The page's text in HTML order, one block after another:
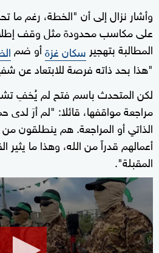
وأشار نزال إلى أن "الخطة، رغم
على مكاسب محدودة مثل وقف إطلاق
المطالبة بتهجير سكان غزةأو ضم
"هذا بحد ذاته فرصة للابتعاد عن
لكن المتحدث باسم فتح لم يُخفِ
مراجعة مواقفها، قائلا: "لم أرَ
الذاتي أو المراجعة. هم ينطلقون من
أعمالهم قدراً من الله، وهذا ما يثير
المقبلة".